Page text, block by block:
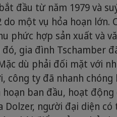
đầu từ năm 1979 và
do một vụ hỏa hoạn
phức hợp sản xuất và
gia đình Tschamber
dù phải đối mặt với
công ty đã nhanh
ban đầu, hoạt động
người đại diện có